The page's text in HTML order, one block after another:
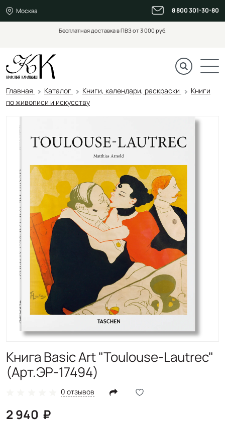
Москва 8 800 301-30-80
Бесплатная доставка в ПВЗ от 3 000 руб.
Главная Каталог Книги, календари, раскраски
Книги
по живописи и искусству
Книга Basic Art "Toulouse-Lautrec"
(Арт.ЭР-17494)
0 отзывов
2 940